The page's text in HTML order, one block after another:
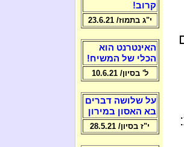
קרוב!
י"ג בתמוז/ 23.6.21
האינטרנט הוא
הכלי של המשיח!
ל' בסיון/ 10.6.21
על שלושה דברים
בא האסון במירון
י"ז בסיון/ 28.5.21